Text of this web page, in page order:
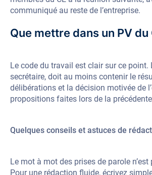
communiqué au reste de l’entreprise.
Que mettre dans un PV du
Le code du travail est clair sur ce point.
secrétaire, doit au moins contenir le
délibérations et la décision motivée de
propositions faites lors de la
Quelques conseils et astuces de
Le mot à mot des prises de parole
Pour une rédaction fluide, écrivez